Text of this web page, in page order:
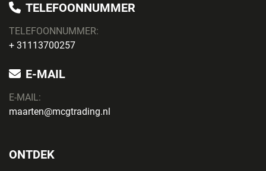
TELEFOONNUMMER
TELEFOONNUMMER:
+ 31113700257
E-MAIL
E-MAIL:
maarten@mcgtrading.nl
ONTDEK